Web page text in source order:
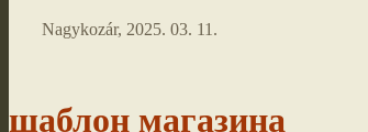
Nagykozár, 2025. 03. 11.
шаблон магазина